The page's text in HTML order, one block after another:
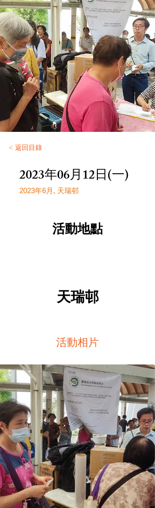
< 返回目錄
2023年06月12日(一)
2023年6月, 天瑞邨
​活動地點
天瑞邨
活動相片